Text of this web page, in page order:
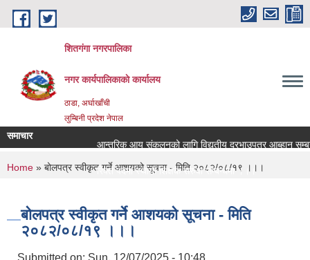
Skip to main content
शितगंगा नगरपालिका
नगर कार्यपालिकाकाे कार्यालय
ठाडा, अर्घाखाँची
लुम्बिनी प्रदेश नेपाल
समाचार
आन्तरिक आय संकलनको लागि विद्युतीय दरभाउपत्र आब्हान
रिक्त पदमा स्थायी शिक्षक सरुवा सम्बन्धमा ।।।
You are here
Home » बोलपत्र स्वीकृत गर्ने आशयको सूचना - मिति २०८२/०८/१९ ।।।
बोलपत्र स्वीकृत गर्ने आशयको सूचना - मिति
२०८२/०८/१९ ।।।